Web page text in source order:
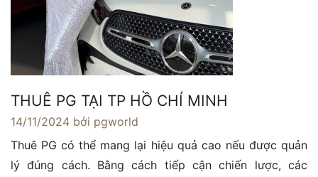
THUÊ PG TẠI TP HỒ CHÍ MINH
14/11/2024 bởi pgworld
Thuê PG có thể mang lại hiệu quả cao nếu được quản
lý đúng cách. Bằng cách tiếp cận chiến lược, các